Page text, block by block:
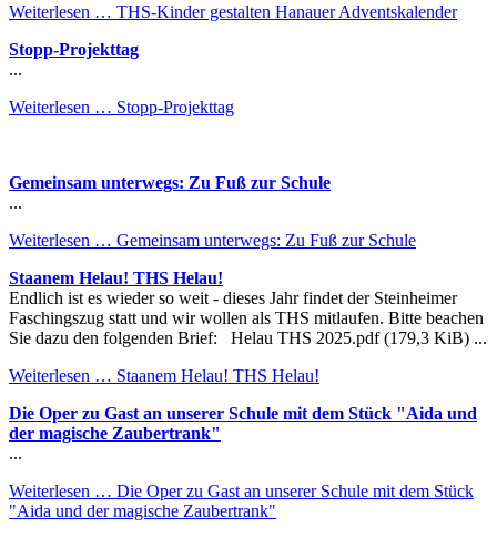
Weiterlesen … THS-Kinder gestalten Hanauer Adventskalender
Stopp-Projekttag
...
Weiterlesen … Stopp-Projekttag
Gemeinsam unterwegs: Zu Fuß zur Schule
...
Weiterlesen … Gemeinsam unterwegs: Zu Fuß zur Schule
Staanem Helau! THS Helau!
Endlich ist es wieder so weit - dieses Jahr findet der Steinheimer
Faschingszug statt und wir wollen als THS mitlaufen. Bitte beachen
Sie dazu den folgenden Brief: Helau THS 2025.pdf (179,3 KiB) ...
Weiterlesen … Staanem Helau! THS Helau!
Die Oper zu Gast an unserer Schule mit dem Stück "Aida und
der magische Zaubertrank"
...
Weiterlesen … Die Oper zu Gast an unserer Schule mit dem Stück
"Aida und der magische Zaubertrank"